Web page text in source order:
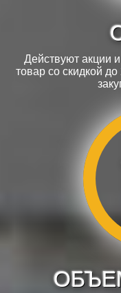
Действуют акции
товар со скидкой